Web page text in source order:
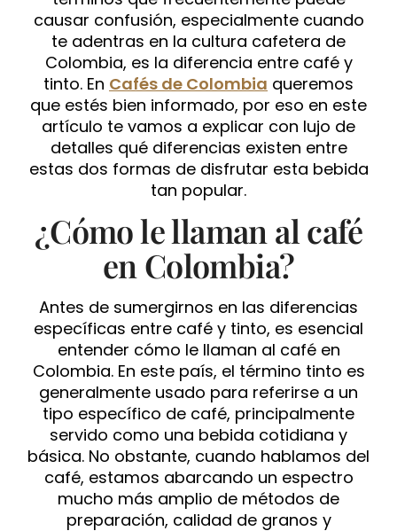
causar confusión, especialmente cuando
te adentras en la cultura cafetera de
Colombia, es la diferencia entre café y
tinto. En Cafés de Colombia queremos
que estés bien informado, por eso en este
artículo te vamos a explicar con lujo de
detalles qué diferencias existen entre
estas dos formas de disfrutar esta bebida
tan popular.
¿Cómo le llaman al café
en Colombia?
Antes de sumergirnos en las diferencias
específicas entre café y tinto, es esencial
entender cómo le llaman al café en
Colombia. En este país, el término tinto es
generalmente usado para referirse a un
tipo específico de café, principalmente
servido como una bebida cotidiana y
básica. No obstante, cuando hablamos del
café, estamos abarcando un espectro
mucho más amplio de métodos de
preparación, calidad de granos y